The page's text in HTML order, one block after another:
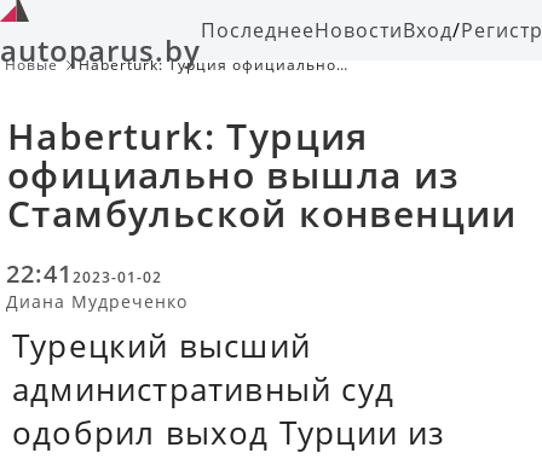
autoparus.byПоследнееНовостиВход/
Новые
Haberturk: Турция официально
Haberturk: Турция
официально вышла из
Стамбульской конвенции
22:41 2023-01-02
Диана Мудреченко
Турецкий высший
административный суд
одобрил выход Турции из